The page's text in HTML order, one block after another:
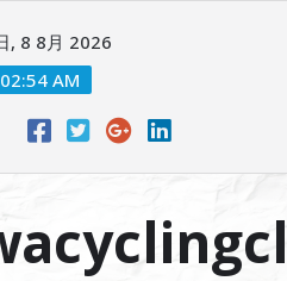
, 8 8月 2026
AM